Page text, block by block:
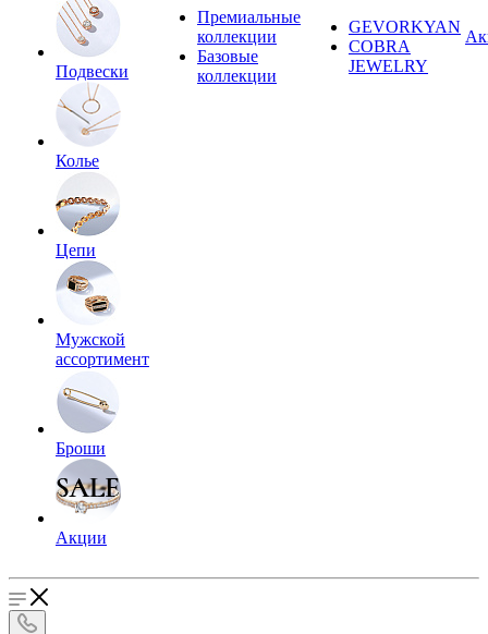
Подвески
Колье
Цепи
Мужской
ассортимент
Броши
Акции
Премиальные
коллекции
Базовые
коллекции
GEVORKYAN
COBRA
JEWELRY